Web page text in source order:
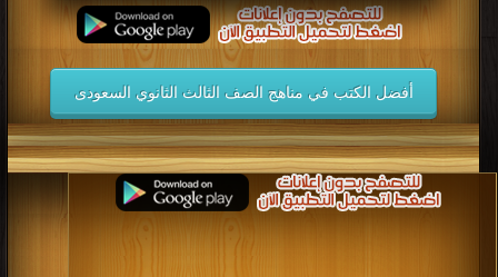
أفضل الكتب في مناهج الصف الثالث الثانوي السعودى